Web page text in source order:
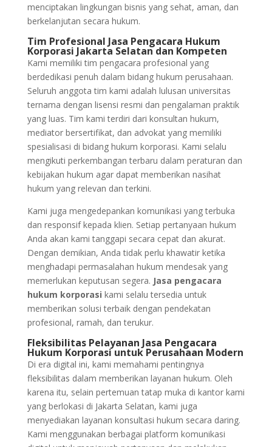
menciptakan lingkungan bisnis yang sehat, aman, dan
berkelanjutan secara hukum.
Tim Profesional Jasa Pengacara Hukum
Korporasi Jakarta Selatan dan Kompeten
Kami memiliki tim pengacara profesional yang
berdedikasi penuh dalam bidang hukum perusahaan.
Seluruh anggota tim kami adalah lulusan universitas
ternama dengan lisensi resmi dan pengalaman praktik
yang luas. Tim kami terdiri dari konsultan hukum,
mediator bersertifikat, dan advokat yang memiliki
spesialisasi di bidang hukum korporasi. Kami selalu
mengikuti perkembangan terbaru dalam peraturan dan
kebijakan hukum agar dapat memberikan nasihat
hukum yang relevan dan terkini.
Kami juga mengedepankan komunikasi yang terbuka
dan responsif kepada klien. Setiap pertanyaan hukum
Anda akan kami tanggapi secara cepat dan akurat.
Dengan demikian, Anda tidak perlu khawatir ketika
menghadapi permasalahan hukum mendesak yang
memerlukan keputusan segera. Jasa pengacara
hukum korporasi kami selalu tersedia untuk
memberikan solusi terbaik dengan pendekatan
profesional, ramah, dan terukur.
Fleksibilitas Pelayanan Jasa Pengacara
Hukum Korporasi untuk Perusahaan Modern
Di era digital ini, kami memahami pentingnya
fleksibilitas dalam memberikan layanan hukum. Oleh
karena itu, selain pertemuan tatap muka di kantor kami
yang berlokasi di Jakarta Selatan, kami juga
menyediakan layanan konsultasi hukum secara daring.
Kami menggunakan berbagai platform komunikasi